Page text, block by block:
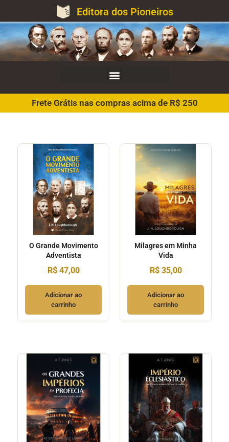
Editora dos Pioneiros
Frete Grátis nas compras acima de R$ 250
O Grande Movimento
Adventista
R$47,00
Adicionar ao
carrinho
Milagres em Minha
Vida
R$35,00
Adicionar ao
carrinho